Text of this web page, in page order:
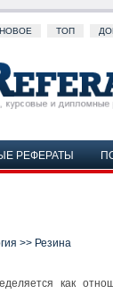
НОВОЕ ТОП
РЕФЕРАТЫ
>> Резина
как